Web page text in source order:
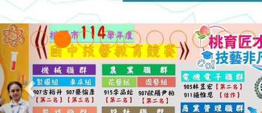
轉知：桃園市115學年